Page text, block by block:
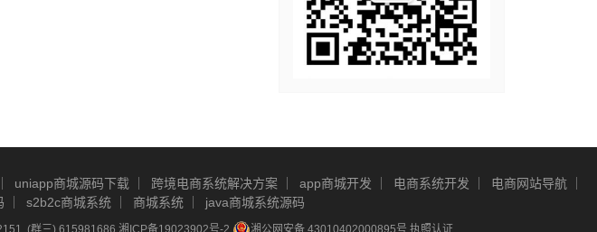
uniapp商城源码下载 跨境电商系统解决方案 app商城开发 电商系统开发
电商网站导航
s2b2c商城系统 商城系统 java商城系统源码
(群三) 615981686 湘ICP备19023902号-2 湘公网安备 43010402000895号 执照认证